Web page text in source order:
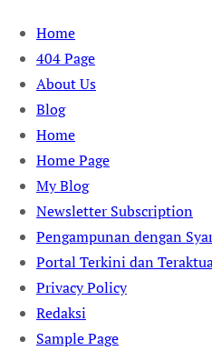
Skip
content
Home
404 Page
About Us
Blog
Home
Home Page
My Blog
Newsletter Subscription
Pengampunan dengan
Portal Terkini dan
Privacy Policy
Redaksi
Sample Page